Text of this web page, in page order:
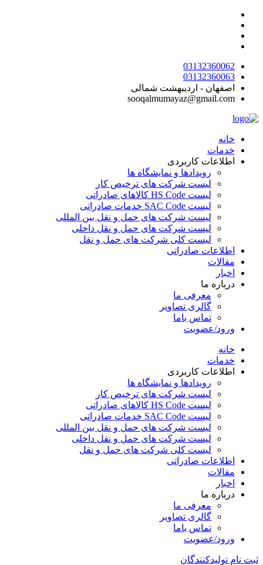
پرش
محتوا
03132360062
03132360063
اصفهان - اردیبهشت شمالی
sooqalmumayaz@gmail.com
خانه
خدمات
اطلاعات کاربردی
رویدادها و نمایشگاه ها
لیست شرکت های ترخیص کار
لیست HS Code کالاهای صادراتی
لیست SAC Code خدمات صادراتی
لیست شرکت های حمل و نقل بین المللی
لیست شرکت های حمل و نقل داخلی
لیست کلی شرکت های حمل و نقل
اطلاعات صادراتی
مقالات
اخبار
درباره ما
معرفی ما
گالری تصاویر
تماس باما
ورود/عضویت
خانه
خدمات
اطلاعات کاربردی
رویدادها و نمایشگاه ها
لیست شرکت های ترخیص کار
لیست HS Code کالاهای صادراتی
لیست SAC Code خدمات صادراتی
لیست شرکت های حمل و نقل بین المللی
لیست شرکت های حمل و نقل داخلی
لیست کلی شرکت های حمل و نقل
اطلاعات صادراتی
مقالات
اخبار
درباره ما
معرفی ما
گالری تصاویر
تماس باما
ورود/عضویت
ثبت نام تولیدکنندگان